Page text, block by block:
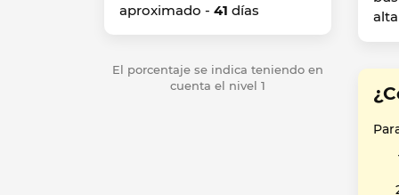
aproximado - 41 días
El porcentaje se indica teniendo en
cuenta el nivel 1